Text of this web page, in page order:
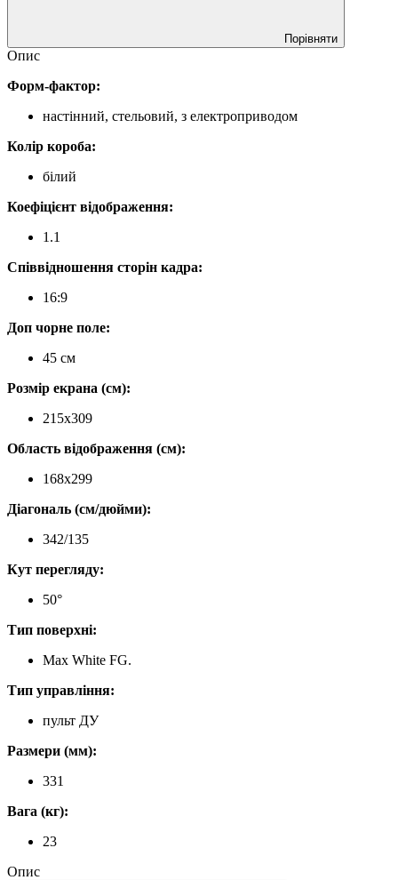
Порівняти
Опис
Форм-фактор:
настінний, стельовий, з електроприводом
Колір короба:
білий
Коефіцієнт відображення:
1.1
Співвідношення сторін кадра:
16:9
Доп чорне поле:
45 см
Розмір екрана (см):
215х309
Область відображення (см):
168х299
Діагональ (см/дюйми):
342/135
Кут перегляду:
50°
Тип поверхні:
Max White FG.
Тип управління:
пульт ДУ
Размери (мм):
331
Вага (кг):
23
Опис